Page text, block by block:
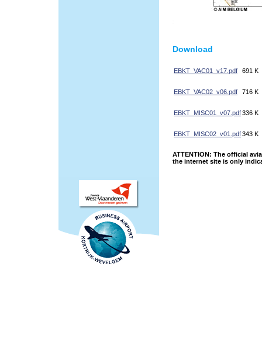
Download
EBKT_VAC01_v17.pdf 691 K
EBKT_VAC02_v06.pdf 716 K
EBKT_MISC01_v07.pdf336 K
EBKT_MISC02_v01.pdf343 K
ATTENTION: The official
the internet site is only